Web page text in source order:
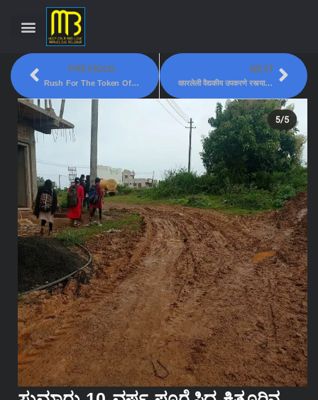
PREVIOUS
Rush For The Token Of Vaccination At Civil Hospital!
NEXT
वापरलेली वैद्यकीय उपकरणे रस्त्यावर, शेतकरी आणि जनावरांना धोका!